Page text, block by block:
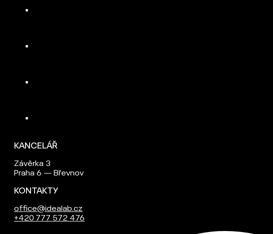
KANCELÁŘ
Závěrka 3
Praha 6 — Břevnov
KONTAKTY
office@idealab.cz
+420 777 572 476